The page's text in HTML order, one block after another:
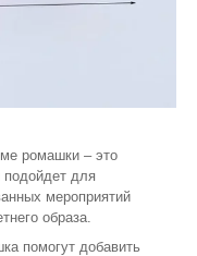
ромашки – это
подойдет для
мероприятий
образа.
помогут добавить